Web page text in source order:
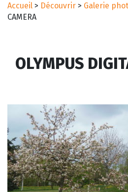
Accueil > Découvrir > Galerie
CAMERA
OLYMPUS